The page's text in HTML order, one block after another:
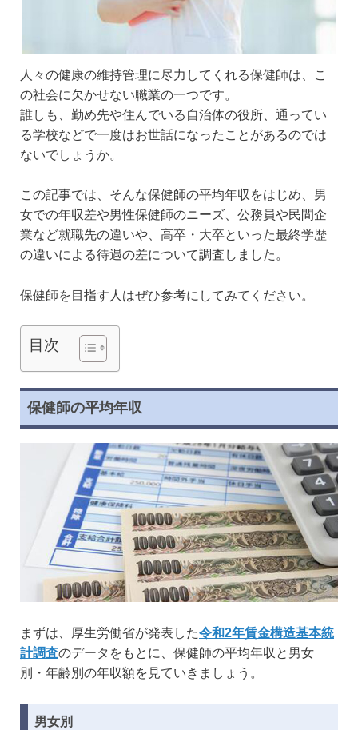
人々の健康の維持管理に尽力してくれる保健師は、こ
の社会に欠かせない職業の一つです。
誰しも、勤め先や住んでいる自治体の役所、通ってい
る学校などで一度はお世話になったことがあるのでは
ないでしょうか。
この記事では、そんな保健師の平均年収をはじめ、男
女での年収差や男性保健師のニーズ、公務員や民間企
業など就職先の違いや、高卒・大卒といった最終学歴
の違いによる待遇の差について調査しました。
保健師を目指す人はぜひ参考にしてみてください。
目次
保健師の平均年収
まずは、厚生労働省が発表した令和2年賃金構造基本統
計調査のデータをもとに、保健師の平均年収と男女
別・年齢別の年収額を見ていきましょう。
男女別